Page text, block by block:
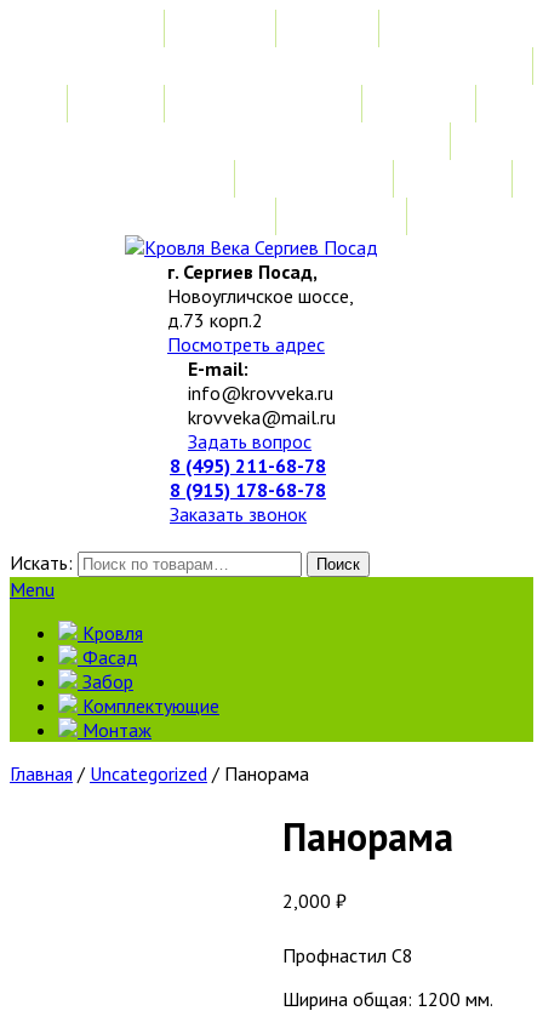
г. Сергиев Посад,
Новоугличское шоссе,
д.73 корп.2
Посмотреть адрес
E-mail:
info@krovveka.ru
krovveka@mail.ru
Задать вопрос
8 (495) 211-68-78
8 (915) 178-68-78
Заказать звонок
Искать:
Поиск
Menu
Кровля
Фасад
Забор
Комплектующие
Монтаж
Главная / Uncategorized / Панорама
Панорама
2,000 ₽
Профнастил С8
Ширина общая: 1200 мм.